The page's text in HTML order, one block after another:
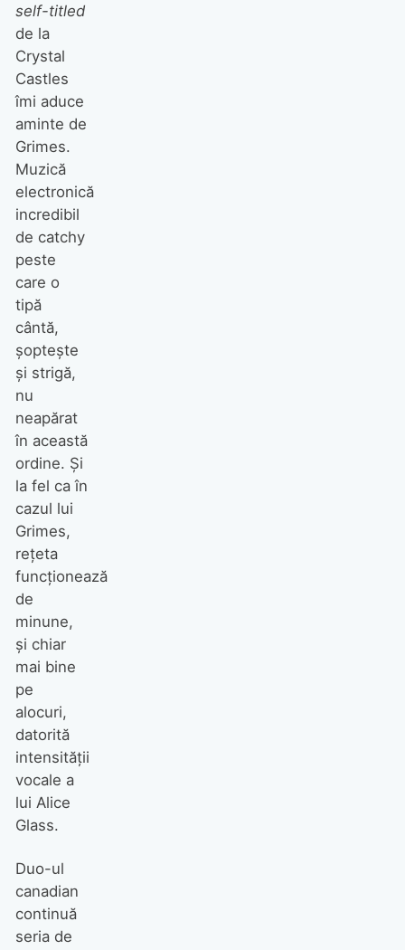
self-titled
de la
Crystal
Castles
îmi aduce
aminte de
Grimes.
Muzică
electronică
incredibil
de catchy
peste
care o
tipă
cântă,
şopteşte
şi strigă,
nu
neapărat
în această
ordine. Şi
la fel ca în
cazul lui
Grimes,
reţeta
funcţionează
de
minune,
şi chiar
mai bine
pe
alocuri,
datorită
intensităţii
vocale a
lui Alice
Glass.
Duo-ul
canadian
continuă
seria de